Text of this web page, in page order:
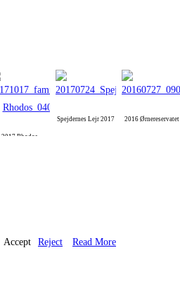
2017 Rhodos
Spejdernes Lejr 2017
2016 Ørnereservatet
Accept Reject Read More